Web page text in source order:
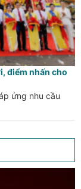
điểm nhấn cho
ứng nhu cầu